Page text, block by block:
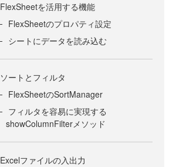
FlexSheetを活用する機能
FlexSheetのプロパティ設定
シートにデータを読み込む
ソートとフィルタ
FlexSheetのSortManager
フィルタを容易に実現する
showColumnFilterメソッド
Excelファイルの入出力